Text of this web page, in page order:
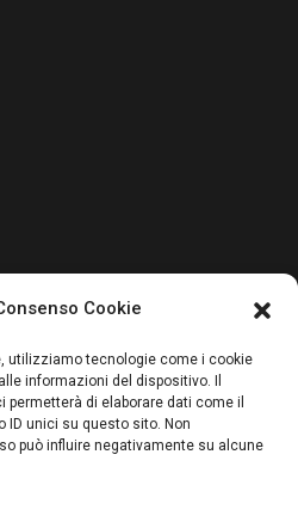
Cookie
utilizziamo tecnologie come i cookie
informazioni del dispositivo. Il
di elaborare dati come il
ID unici su questo sito. Non
può influire negativamente su alcune